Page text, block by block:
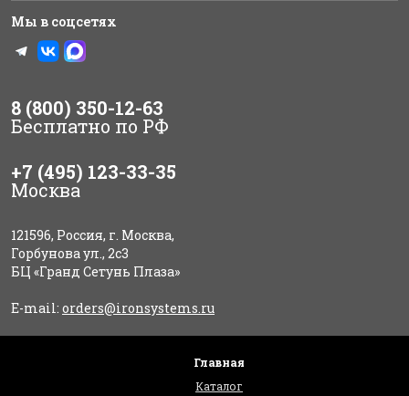
Мы в соцсетях
8 (800) 350-12-63
Бесплатно по РФ
+7 (495) 123-33-35
Москва
121596, Россия, г. Москва,
Горбунова ул., 2с3
БЦ «Гранд Сетунь Плаза»
E-mail: orders@ironsystems.ru
Главная
Каталог